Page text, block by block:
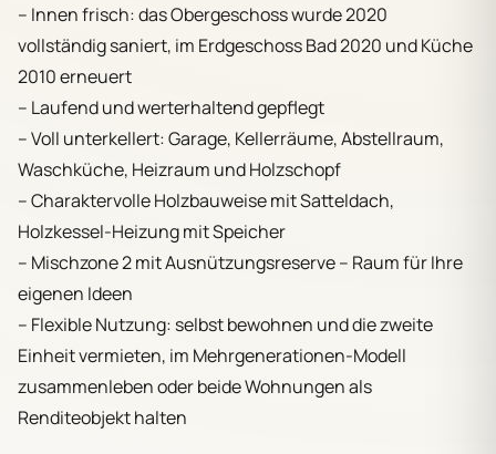
– Innen frisch: das Obergeschoss wurde 2020
vollständig saniert, im Erdgeschoss Bad 2020 und Küche
2010 erneuert
– Laufend und werterhaltend gepflegt
– Voll unterkellert: Garage, Kellerräume, Abstellraum,
Waschküche, Heizraum und Holzschopf
– Charaktervolle Holzbauweise mit Satteldach,
Holzkessel-Heizung mit Speicher
– Mischzone 2 mit Ausnützungsreserve – Raum für Ihre
eigenen Ideen
– Flexible Nutzung: selbst bewohnen und die zweite
Einheit vermieten, im Mehrgenerationen-Modell
zusammenleben oder beide Wohnungen als
Renditeobjekt halten